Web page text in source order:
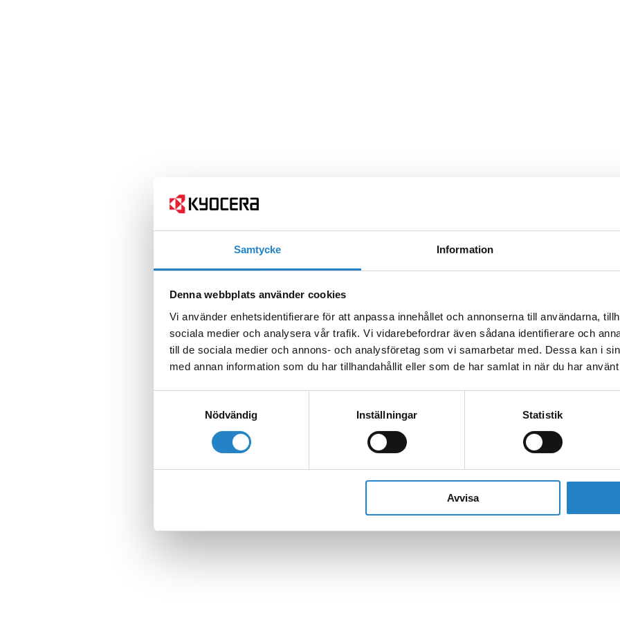
Samtycke Information
Denna webbplats använder cookies
Vi använder enhetsidentifierare för att anpassa innehållet och annonserna till användarna,
sociala medier och analysera vår trafik. Vi vidarebefordrar även sådana identifierare och
till de sociala medier och annons- och analysföretag som vi samarbetar med. Dessa kan i
med annan information som du har tillhandahållit eller som de har samlat in när du har
Nödvändig
Inställningar Statistik
Avvisa